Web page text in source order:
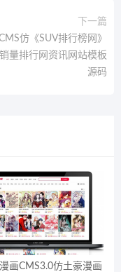
下一篇
仿《SUV排行榜网》
量排行网资讯网站模板
源码
画CMS3.0仿土豪漫画